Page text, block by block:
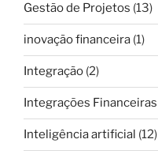
Gestão de Projetos (13)
inovação financeira (1)
Integração (2)
Integrações Financeiras
Inteligência artificial (12)